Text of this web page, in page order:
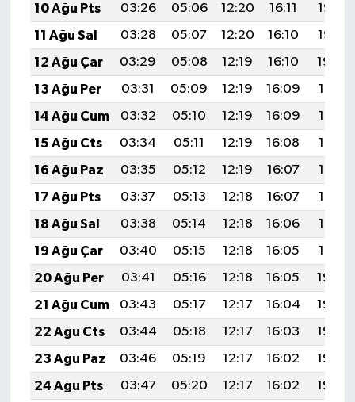
10 Ağu Pts
03:26 05:06 12:20 16:11
19:23
11 Ağu Sal
03:28 05:07 12:20 16:10
19:22
12 Ağu Çar
03:29 05:08 12:19 16:10
19:20
13 Ağu Per
03:31 05:09 12:19 16:09
19:19
14 Ağu Cum
03:32 05:10 12:19 16:09
19:18
15 Ağu Cts
03:34 05:11 12:19 16:08
19:16
16 Ağu Paz
03:35 05:12 12:19 16:07
19:15
17 Ağu Pts
03:37 05:13 12:18 16:07
19:13
18 Ağu Sal
03:38 05:14 12:18 16:06
19:12
19 Ağu Çar
03:40 05:15 12:18 16:05
19:10
20 Ağu Per
03:41 05:16 12:18 16:05
19:09
21 Ağu Cum
03:43 05:17 12:17 16:04
19:08
22 Ağu Cts
03:44 05:18 12:17 16:03
19:06
23 Ağu Paz
03:46 05:19 12:17 16:02
19:05
24 Ağu Pts
03:47 05:20 12:17 16:02
19:03